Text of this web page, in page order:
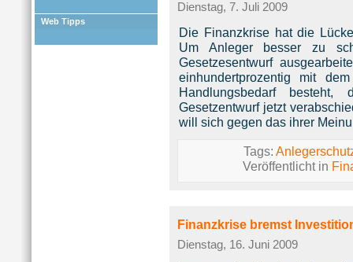
Web Tipps
Dienstag, 7. Juli 2009
Die Finanzkrise hat die
Um Anleger besser zu
Gesetzesentwurf
einhundertprozentig mit
Handlungsbedarf
Gesetzentwurf jetzt
will sich gegen das ihrer
Tags:
Veröffentlicht in
Finanzkrise bremst
Dienstag, 16. Juni 2009